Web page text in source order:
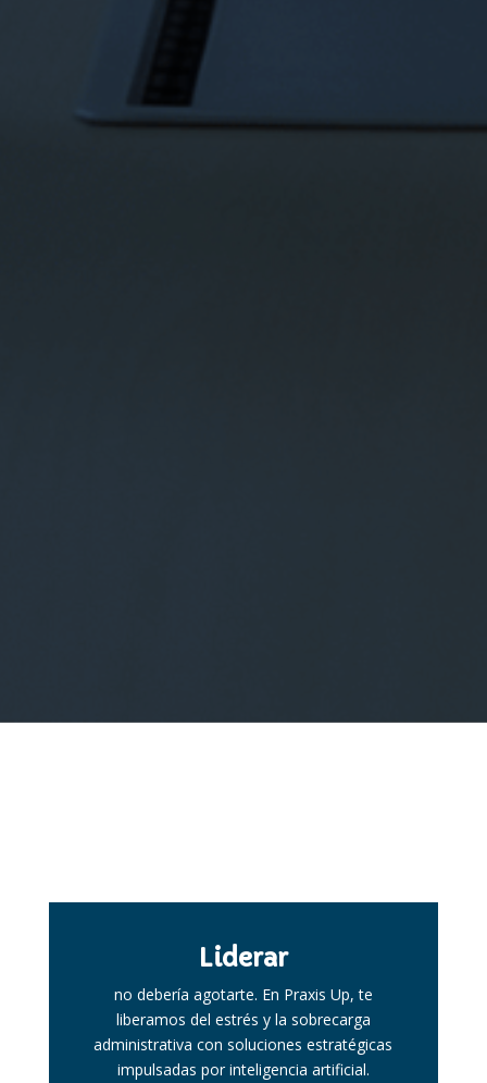
Liderar
no debería agotarte. En Praxis Up, te
liberamos del estrés y la sobrecarga
administrativa con soluciones estratégicas
impulsadas por inteligencia artificial.